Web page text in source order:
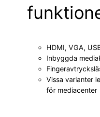
HDMI, VGA,
Inbyggda
Vissa varianter
för mediacenter